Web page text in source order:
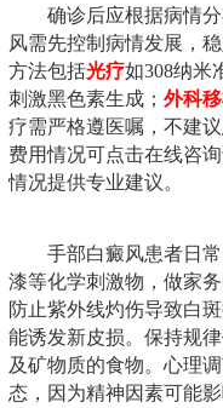
确诊后应根据病情
风需先控制病情发展，
方法包括光疗如308纳米
刺激黑色素生成； 外科
疗需严格遵医嘱，不建
费用情况可点击在线咨
情况提供专业建议。
手部白癜风患者日
漆等化学刺激物，做家
防止紫外线灼伤导致白
能诱发新皮损。保持规
及矿物质的食物。心理
态，因为精神因素可能